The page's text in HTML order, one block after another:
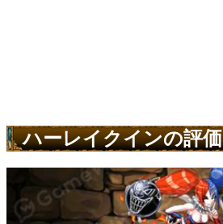
ハーレイクインの評価